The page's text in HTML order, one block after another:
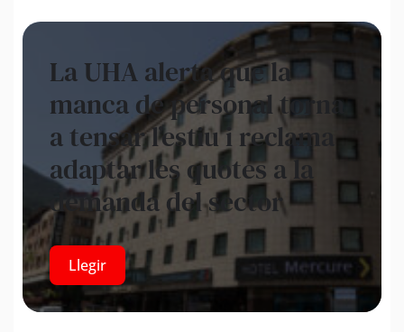
La UHA alerta que la
manca de personal torna
a tensar l’estiu i reclama
adaptar les quotes a la
demanda del sector
Llegir